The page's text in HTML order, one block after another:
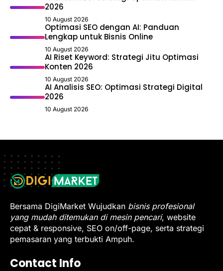
2026
10 August 2026
Optimasi SEO dengan AI: Panduan
Lengkap untuk Bisnis Online
10 August 2026
AI Riset Keyword: Strategi Jitu Optimasi
Konten 2026
10 August 2026
AI Analisis SEO: Optimasi Strategi Digital
2026
10 August 2026
Bersama DigiMarket Wujudkan bisnis profesional
yang mudah ditemukan di mesin pencari, website
cepat & responsive, SEO on/off-page, serta strategi
pemasaran yang terbukti Ampuh.
Contact Info